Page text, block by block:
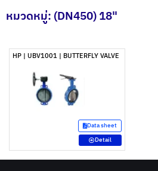
หมวดหมู่: (DN450) 18"
HP | UBV1001 | BUTTERFLY VALVE
Data sheet
Detail